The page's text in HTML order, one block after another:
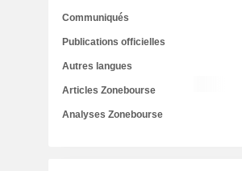
Communiqués
Publications officielles
Autres langues
Articles Zonebourse
Analyses Zonebourse